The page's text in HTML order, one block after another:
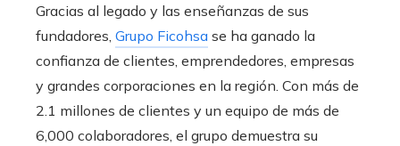
Gracias al legado y las enseñanzas de sus
fundadores, Grupo Ficohsa se ha ganado la
confianza de clientes, emprendedores, empresas
y grandes corporaciones en la región. Con más de
2.1 millones de clientes y un equipo de más de
6,000 colaboradores, el grupo demuestra su